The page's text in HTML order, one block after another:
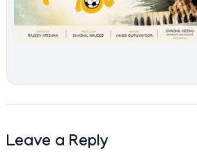
Leave a Reply